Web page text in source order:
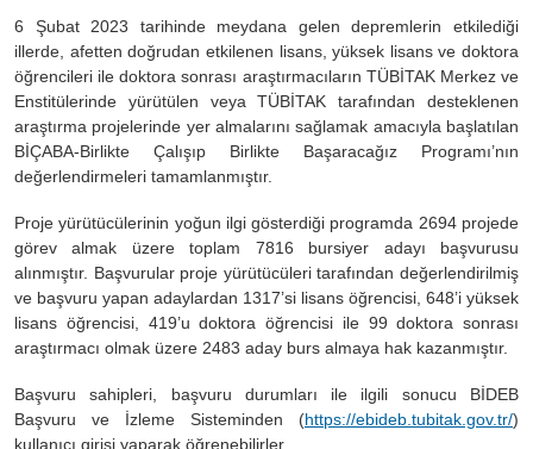
6 Şubat 2023 tarihinde meydana gelen depremlerin etkilediği
illerde, afetten doğrudan etkilenen lisans, yüksek lisans ve doktora
öğrencileri ile doktora sonrası araştırmacıların TÜBİTAK Merkez ve
Enstitülerinde yürütülen veya TÜBİTAK tarafından desteklenen
araştırma projelerinde yer almalarını sağlamak amacıyla başlatılan
BİÇABA-Birlikte Çalışıp Birlikte Başaracağız Programı’nın
değerlendirmeleri tamamlanmıştır.
Proje yürütücülerinin yoğun ilgi gösterdiği programda 2694 projede
görev almak üzere toplam 7816 bursiyer adayı başvurusu
alınmıştır. Başvurular proje yürütücüleri tarafından değerlendirilmiş
ve başvuru yapan adaylardan 1317’si lisans öğrencisi, 648’i yüksek
lisans öğrencisi, 419’u doktora öğrencisi ile 99 doktora sonrası
araştırmacı olmak üzere 2483 aday burs almaya hak kazanmıştır.
Başvuru sahipleri, başvuru durumları ile ilgili sonucu BİDEB
Başvuru ve İzleme Sisteminden (https://ebideb.tubitak.gov.tr/)
kullanıcı girişi yaparak öğrenebilirler.